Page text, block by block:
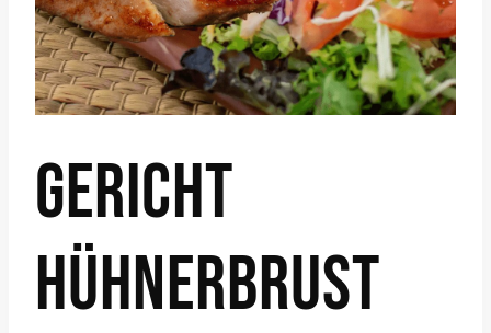
GERICHT
HÜHNERBRUST